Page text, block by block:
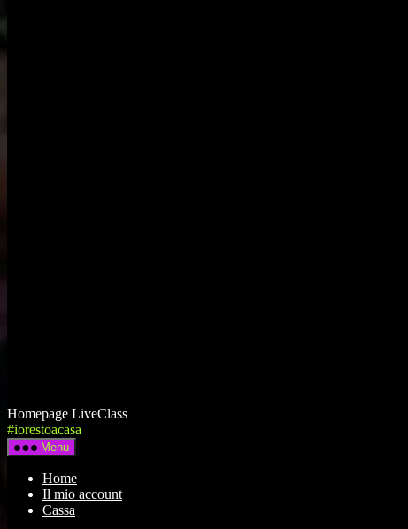
Homepage LiveClass
#iorestoacasa
Menu
Home
Il mio account
Cassa